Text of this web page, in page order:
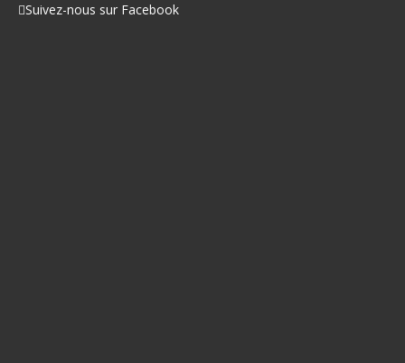
Facebook
Suivez-nous sur Facebook